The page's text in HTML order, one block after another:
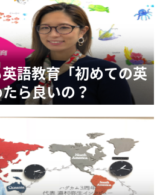
語教育「初めての英
ら良いの？